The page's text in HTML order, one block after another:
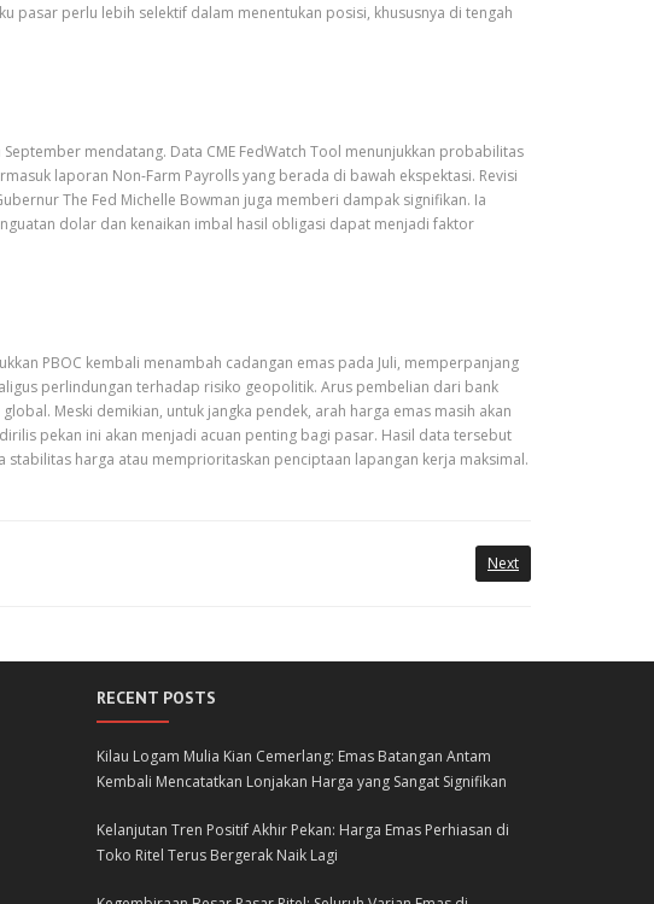
pasar perlu lebih selektif dalam menentukan posisi, khususnya di tengah
mendatang. Data CME FedWatch Tool menunjukkan probabilitas
laporan Non-Farm Payrolls yang berada di bawah ekspektasi. Revisi
The Fed Michelle Bowman juga memberi dampak signifikan. Ia
dolar dan kenaikan imbal hasil obligasi dapat menjadi faktor
PBOC kembali menambah cadangan emas pada Juli, memperpanjang
perlindungan terhadap risiko geopolitik. Arus pembelian dari bank
Meski demikian, untuk jangka pendek, arah harga emas masih akan
pekan ini akan menjadi acuan penting bagi pasar. Hasil data tersebut
harga atau memprioritaskan penciptaan lapangan kerja maksimal.
Next
RECENT POSTS
Kilau Logam Mulia Kian Cemerlang: Emas Batangan Antam
Kembali Mencatatkan Lonjakan Harga yang Sangat Signifikan
Kelanjutan Tren Positif Akhir Pekan: Harga Emas Perhiasan di
Toko Ritel Terus Bergerak Naik Lagi